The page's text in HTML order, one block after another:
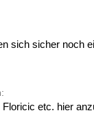
sich sicher noch
etc. hier